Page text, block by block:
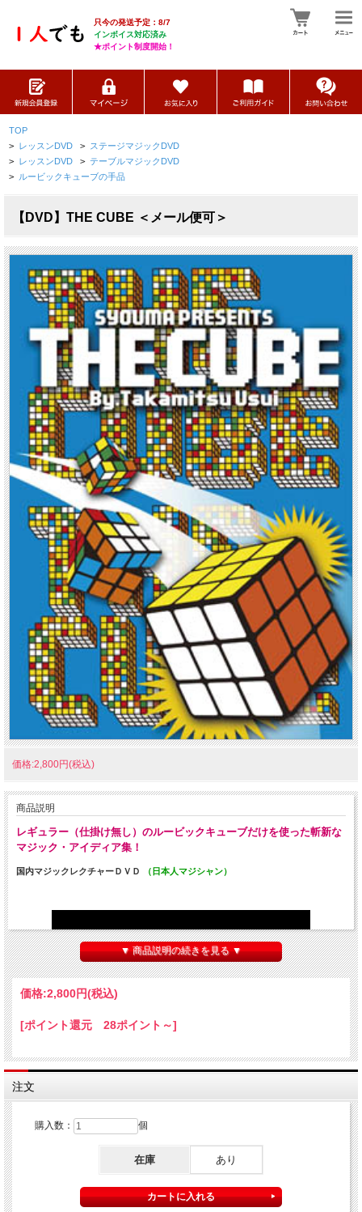
只今の発送予定：8/7
インボイス対応済み
★ポイント制度開始！
TOP
> レッスンDVD > ステージマジックDVD
> レッスンDVD > テーブルマジックDVD
> ルービックキューブの手品
【DVD】THE CUBE ＜メール便可＞
価格:2,800円(税込)
商品説明
レギュラー（仕掛け無し）のルービックキューブだけを使った斬新な
マジック・アイディア集！
国内マジックレクチャーＤＶＤ （日本人マジシャン）
↑サンプル動画がご覧頂けます。↑
（碓氷貴光）
難易度（メーカー基準）：★★★☆☆
※以下メーカーカタログより許可をいただき転載
名古屋のアマチュア・マジシャン、碓氷貴光氏からすばらしいDVDがリリー
スされました！
▼ 商品説明の続きを見る ▼
価格:2,800円(税込)
[ポイント還元 28ポイント～]
注文
購入数： 個
在庫 あり